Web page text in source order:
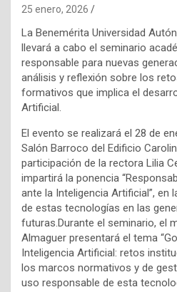
25 enero, 2026
La Benemérita Universidad
llevará a cabo el seminario
responsable para nuevas
análisis y reflexión sobre los
formativos que implica el
Artificial.
El evento se realizará el 28 de
Salón Barroco del Edificio
participación de la rectora Lilia
impartirá la ponencia
ante la Inteligencia Artificial”, en
de estas tecnologías en las
futuras.Durante el seminario, el
Almaguer presentará el tema
Inteligencia Artificial: retos
los marcos normativos y de
uso responsable de esta